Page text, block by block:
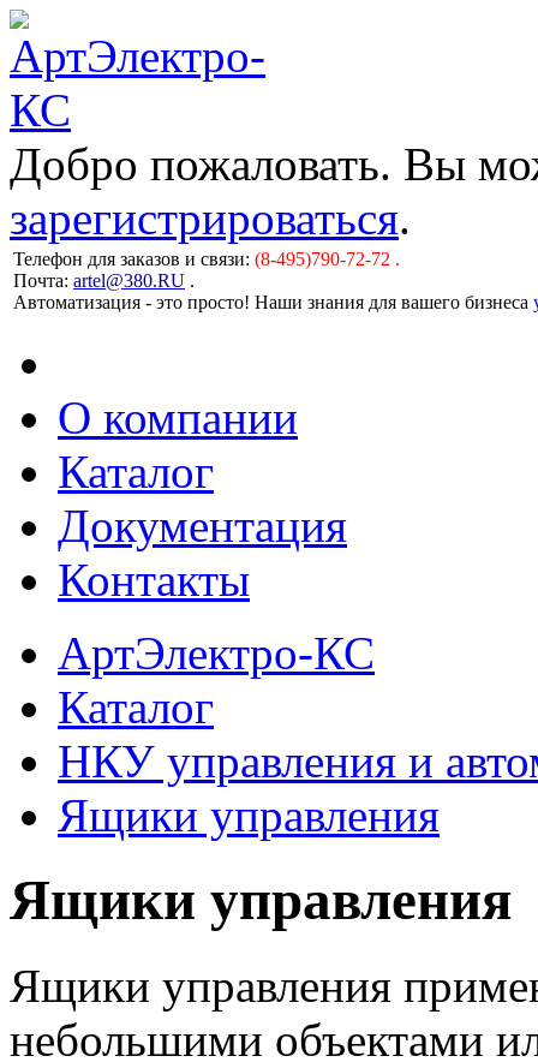
Добро пожаловать. Вы
зарегистрироваться.
Телефон для заказов и связи: (8-495)790-72-72 .
Почта: artel@380.RU .
Автоматизация - это просто! Наши знания для вашего бизнеса
О компании
Каталог
Документация
Контакты
АртЭлектро-КС
Каталог
НКУ управления и
Ящики управления
Ящики управления
Ящики управления
небольшими объектами